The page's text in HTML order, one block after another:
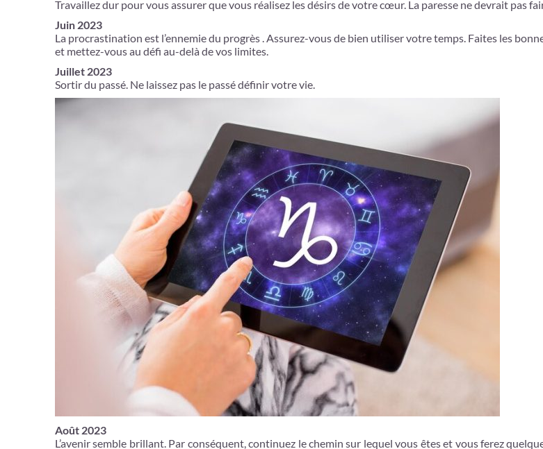
Travaillez dur pour vous assurer que vous réalisez les désirs de votre cœur. La paresse ne devrait pas
Juin 2023
La procrastination est l’ennemie du progrès . Assurez-vous de bien utiliser votre temps. Faites les
et mettez-vous au défi au-delà de vos limites.
Juillet 2023
Sortir du passé. Ne laissez pas le passé définir votre vie.
Août 2023
L’avenir semble brillant. Par conséquent, continuez le chemin sur lequel vous êtes et vous ferez